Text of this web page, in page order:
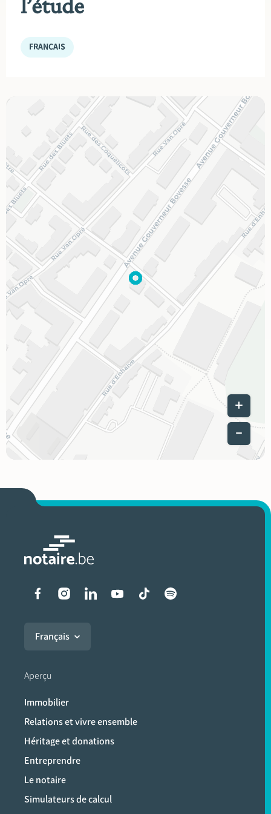
l’étude
FRANÇAIS
Leaflet
Liens vers les réseaux
Français
Aperçu
Immobilier
Relations et vivre ensemble
Héritage et donations
Entreprendre
Le notaire
Simulateurs de calcul